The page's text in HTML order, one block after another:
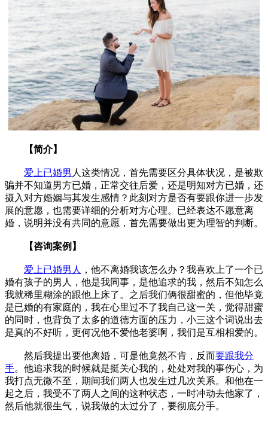
【简介】
爱上已婚男 人这类情况，首先需要区分具体状况，是被欺
骗并不知道男方已婚，正常交往后爱，还是明知对方已婚，还
摄入对方婚姻与其发生感情？此刻对方是否有要跟你进一步发
展的意愿，也需要详细的分析对方心理。已经表达不愿意离
婚，说明并没有共同的意愿，首先需要做出更为理智的判断。
【咨询案例】
爱上已婚男人
，他不离婚我该怎么办？我喜欢上了一个已
婚有孩子的男人，他是我同事，是他追求的我，然后不知怎么
我就稀里糊涂的跟他上床了。之后我们俩很甜蜜的，但他毕竟
是已婚的有家庭的，我在心里过不了我自己这一关，觉得甜蜜
的同时，也背负了太多的道德方面的压力，小三这个词说出去
是真的不好听，更何况他不爱他老婆啊，我们是互相相爱的。
然后我提出要他离婚，可是他竟然不肯，反而要跟我分
手。他追求我的时候就是挺关心我的，处处对我的事伤心，为
我打点无微不至，期间我们两人也发生过几次关系。和他在一
起之后，我受不了两人之间的这种状态，一时冲动去他家了，
然后他就很生气，说我做的太过分了，要彻底分手。